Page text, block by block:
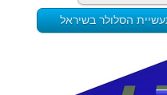
הסלולר בשיראל